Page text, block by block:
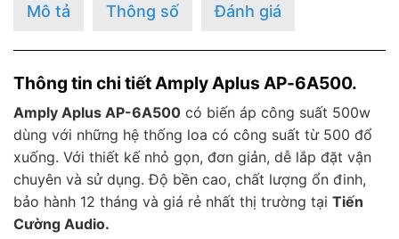
Mô tả Thông số Đánh giá
Thông tin chi tiết Amply Aplus AP-6A500.
Amply Aplus AP-6A500 có biến áp công suất 500w
dùng với những hệ thống loa có công suất từ 500 đổ
xuống. Với thiết kế nhỏ gọn, đơn giản, dễ lắp đặt vận
chuyên và sử dụng. Độ bền cao, chất lượng ổn đinh,
bảo hành 12 tháng và giá rẻ nhất thị trường tại Tiến
Cường Audio.